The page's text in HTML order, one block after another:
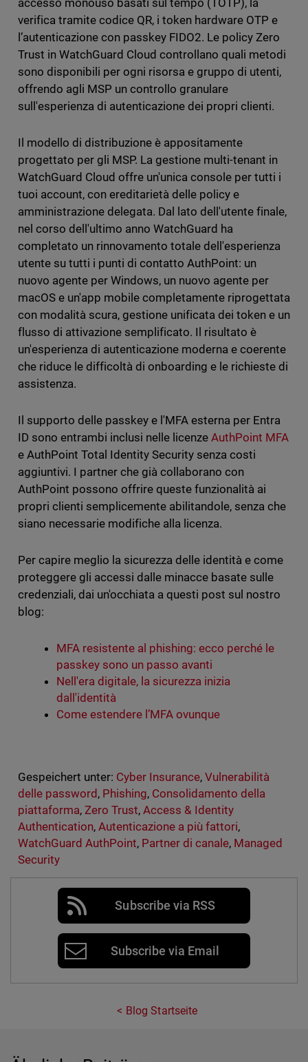
accesso monouso basati sul tempo (TOTP), la
verifica tramite codice QR, i token hardware OTP e
l’autenticazione con passkey FIDO2. Le policy Zero
Trust in WatchGuard Cloud controllano quali metodi
sono disponibili per ogni risorsa e gruppo di utenti,
offrendo agli MSP un controllo granulare
sull'esperienza di autenticazione dei propri clienti.
Il modello di distribuzione è appositamente
progettato per gli MSP. La gestione multi-tenant in
WatchGuard Cloud offre un'unica console per tutti i
tuoi account, con ereditarietà delle policy e
amministrazione delegata. Dal lato dell'utente finale,
nel corso dell'ultimo anno WatchGuard ha
completato un rinnovamento totale dell'esperienza
utente su tutti i punti di contatto AuthPoint: un
nuovo agente per Windows, un nuovo agente per
macOS e un'app mobile completamente riprogettata
con modalità scura, gestione unificata dei token e un
flusso di attivazione semplificato. Il risultato è
un'esperienza di autenticazione moderna e coerente
che riduce le difficoltà di onboarding e le richieste di
assistenza.
Il supporto delle passkey e l'MFA esterna per Entra
ID sono entrambi inclusi nelle licenzeAuthPoint MFA
e AuthPoint Total Identity Security senza costi
aggiuntivi. I partner che già collaborano con
AuthPoint possono offrire queste funzionalità ai
propri clienti semplicemente abilitandole, senza che
siano necessarie modifiche alla licenza.
Per capire meglio la sicurezza delle identità e come
proteggere gli accessi dalle minacce basate sulle
credenziali, dai un'occhiata a questi post sul nostro
blog:
MFA resistente al phishing: ecco perché le
passkey sono un passo avanti
Nell'era digitale, la sicurezza inizia
dall'identità
Come estendere l’MFA ovunque
Gespeichert unter: Cyber Insurance,Vulnerabilità
delle password , Phishing, Consolidamento della
piattaforma, Zero Trust, Access & Identity
Authentication, Autenticazione a più fattori,
WatchGuard AuthPoint, Partner di canale, Managed
Security
Subscribe via RSS
Subscribe via Email
Blog Startseite